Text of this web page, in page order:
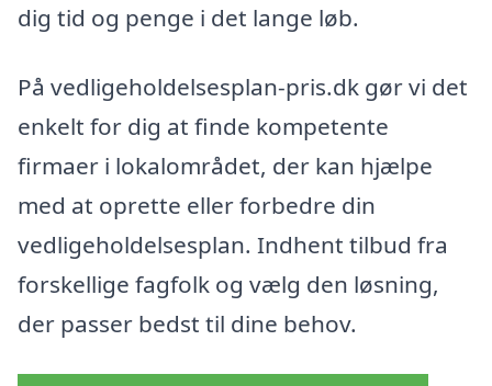
dig tid og penge i det lange løb.
På vedligeholdelsesplan-pris.dk gør vi det
enkelt for dig at finde kompetente
firmaer i lokalområdet, der kan hjælpe
med at oprette eller forbedre din
vedligeholdelsesplan. Indhent tilbud fra
forskellige fagfolk og vælg den løsning,
der passer bedst til dine behov.